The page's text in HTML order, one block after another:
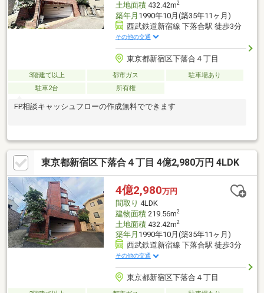
土地面積432.42m2
築年月 1990年10月(築35年11ヶ月)
西武鉄道新宿線 下落合駅 徒歩3分
その他の交通
東京都新宿区下落合４丁目
3階建て以上 都市ガス
駐車場あり
駐車2台
所有権
FP相談キャッシュフローの作成無料でできます
東京都新宿区下落合４丁目 4億2,980万円 4LDK
4億2,980万円
間取り 4LDK
建物面積219.56m2
土地面積432.42m2
築年月 1990年10月(築35年11ヶ月)
西武鉄道新宿線 下落合駅 徒歩3分
その他の交通
東京都新宿区下落合４丁目